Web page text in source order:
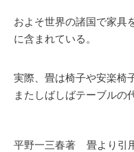
およそ世界の諸国で家具
に含まれている。
実際、畳は椅子や安楽椅
またしばしばテーブルの
平野一三春著 畳より引